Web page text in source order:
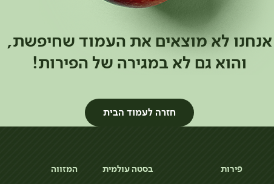
אנחנו לא מוצאים את העמוד שחיפשת,
והוא גם לא במגירה של הפירות!
חזרה לעמוד הבית
פירות בסטה עולמית המזווה